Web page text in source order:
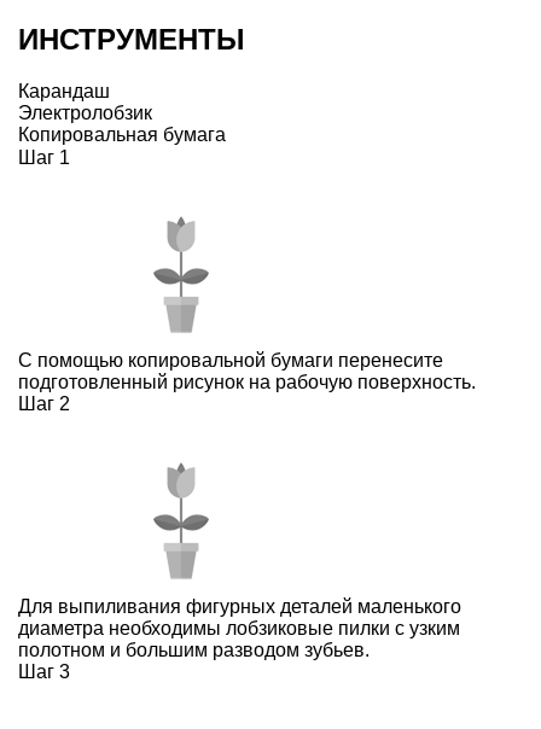
ИНСТРУМЕНТЫ
Карандаш
Электролобзик
Копировальная бумага
Шаг 1
С помощью копировальной бумаги перенесите
подготовленный рисунок на рабочую поверхность.
Шаг 2
Для выпиливания фигурных деталей маленького
диаметра необходимы лобзиковые пилки с узким
полотном и большим разводом зубьев.
Шаг 3